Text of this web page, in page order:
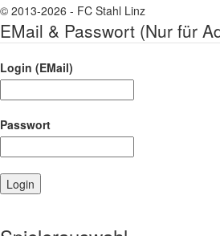
© 2013-2026 - FC Stahl Linz
EMail & Passwort (Nur für
Login (EMail)
Passwort